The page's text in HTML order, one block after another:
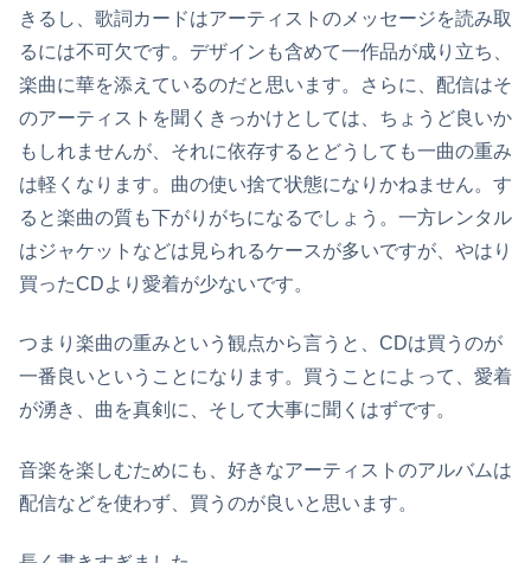
きるし、歌詞カードはアーティストのメッセージを読み取
るには不可欠です。デザインも含めて一作品が成り立ち、
楽曲に華を添えているのだと思います。さらに、配信はそ
のアーティストを聞くきっかけとしては、ちょうど良いか
もしれませんが、それに依存するとどうしても一曲の重み
は軽くなります。曲の使い捨て状態になりかねません。す
ると楽曲の質も下がりがちになるでしょう。一方レンタル
はジャケットなどは見られるケースが多いですが、やはり
買ったCDより愛着が少ないです。
つまり楽曲の重みという観点から言うと、CDは買うのが
一番良いということになります。買うことによって、愛着
が湧き、曲を真剣に、そして大事に聞くはずです。
音楽を楽しむためにも、好きなアーティストのアルバムは
配信などを使わず、買うのが良いと思います。